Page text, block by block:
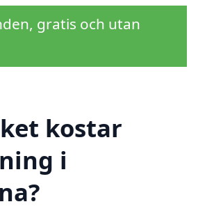
gratis och utan
kostar
i